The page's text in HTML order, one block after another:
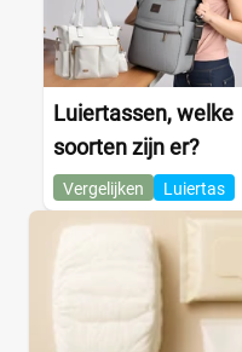
Luiertassen, welke
soorten zijn er?
Vergelijken Luiertas